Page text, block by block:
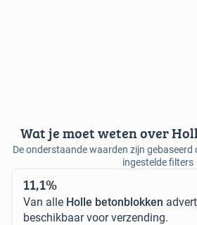
Wat je moet weten over
De onderstaande waarden zijn gebaseerd
ingestelde filters
11,1%
Van alle Holle betonblokken
beschikbaar voor verzending.